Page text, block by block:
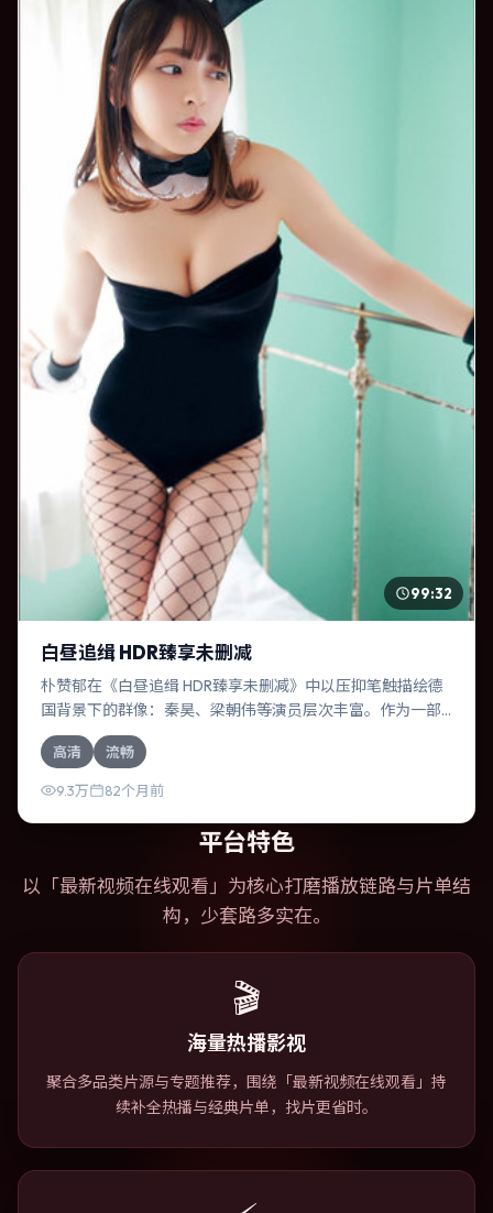
99:32
白昼追缉 HDR臻享未删减
朴赞郁在《白昼追缉 HDR臻享未删减》中以压抑笔触描绘德
国背景下的群像：秦昊、梁朝伟等演员层次丰富。作为一部
传记作品，故事从日常裂缝切入，逐步推向不可逆转的结
局；视听语言统一，情感落点克制有力。
高清 流畅
9.3万 82个月前
平台特色
以「最新视频在线观看 」为核心打磨播放链路与片单结
构，少套路多实在。
🎬
海量热播影视
聚合多品类片源与专题推荐，围绕「最新视频在线观看」持
续补全热播与经典片单，找片更省时。